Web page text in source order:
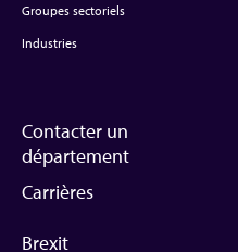
Groupes sectoriels
Industries
Contacter un
département
Carrières
Brexit